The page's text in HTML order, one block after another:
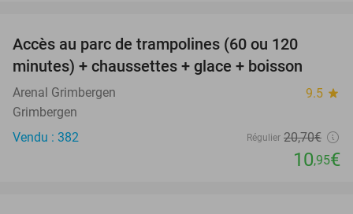
Accès au parc de trampolines (60 ou 120
minutes) + chaussettes + glace + boisson
Arenal Grimbergen 9.5 star
Grimbergen
Vendu : 382
Régulier 20,70€
10,95€